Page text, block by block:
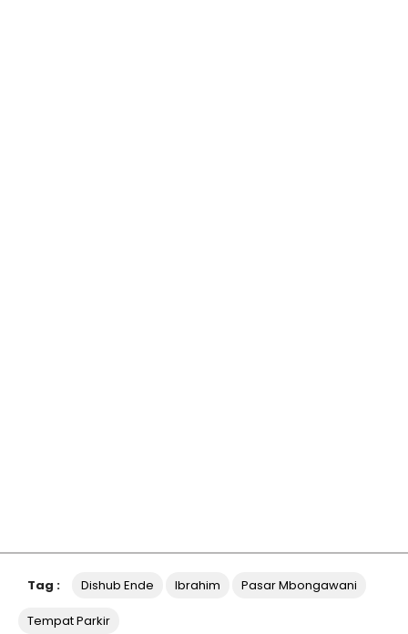
Tag : Dishub Ende Ibrahim Pasar Mbongawani
Tempat Parkir